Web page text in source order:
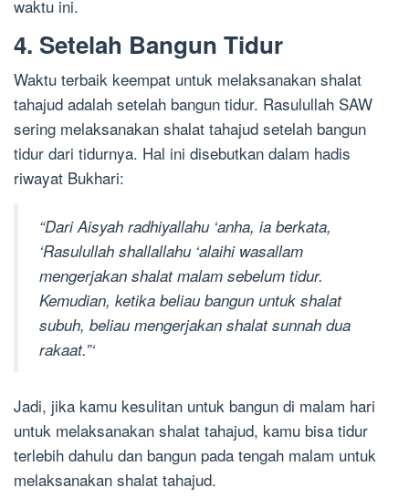
waktu ini.
4. Setelah Bangun Tidur
Waktu terbaik keempat untuk melaksanakan shalat
tahajud adalah setelah bangun tidur. Rasulullah SAW
sering melaksanakan shalat tahajud setelah bangun
tidur dari tidurnya. Hal ini disebutkan dalam hadis
riwayat Bukhari:
“Dari Aisyah radhiyallahu ‘anha, ia berkata,
‘Rasulullah shallallahu ‘alaihi wasallam
mengerjakan shalat malam sebelum tidur.
Kemudian, ketika beliau bangun untuk shalat
subuh, beliau mengerjakan shalat sunnah dua
rakaat.”‘
Jadi, jika kamu kesulitan untuk bangun di malam hari
untuk melaksanakan shalat tahajud, kamu bisa tidur
terlebih dahulu dan bangun pada tengah malam untuk
melaksanakan shalat tahajud.